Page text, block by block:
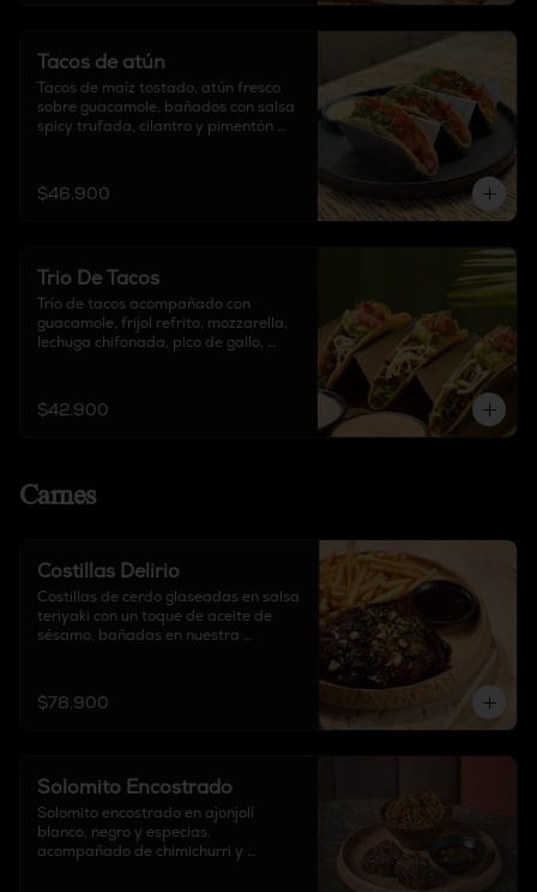
Tacos de atún
Tacos de maíz tostado, atún fresco
sobre guacamole, bañados con salsa
spicy trufada, cilantro y pimentón
$46.900
Trio De Tacos
Trío de tacos acompañado con
guacamole, frijol refrito, mozzarella,
lechuga chifonada, pico de gallo,
$42.900
Carnes
Costillas Delirio
Costillas de cerdo glaseadas en salsa
teriyaki con un toque de aceite de
sésamo, bañadas en nuestra
almendras crocantes, acompañadas
de guarnición de elección.
$78.900
Solomito Encostrado
Solomito encostrado en ajonjolí
blanco, negro y especias,
acompañado de chimichurri y